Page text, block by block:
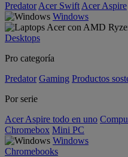
Predator Acer Swift Acer Aspire
Windows
Desktops
Pro categoría
Predator Gaming Productos
Por serie
Acer Aspire todo en uno
Chromebox Mini PC
Windows
Chromebooks